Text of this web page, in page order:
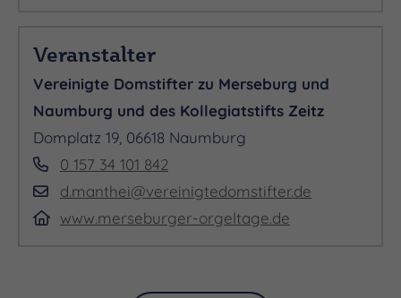
Frank-Steffen Elster
Veranstalter
Vereinigte Domstifter zu Merseburg und
Naumburg und des Kollegiatstifts Zeitz
Domplatz 19, 06618 Naumburg
0 157 34 101 842
d.manthei@vereinigtedomstifter.de
www.merseburger-orgeltage.de